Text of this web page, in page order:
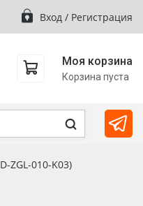
Вход / Регистрация
Моя корзина
Корзина пуста
ZGL-010-K03)